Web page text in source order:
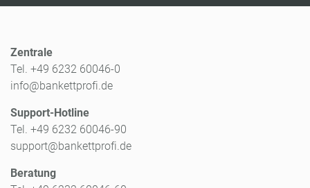
Zentrale
Tel. +49 6232 60046-0
info@bankettprofi.de
Support-Hotline
Tel. +49 6232 60046-90
support@bankettprofi.de
Beratung